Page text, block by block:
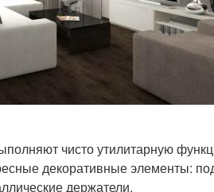
чисто утилитарную
декоративные элементы:
держатели.